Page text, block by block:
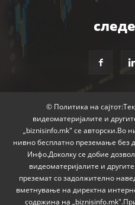
© Политика на
видеоматеријалите и
„biznisinfo.mk" се авторски.Во
нивно бесплатно преземање без
Инфо.Доколку се добие
видеоматеријалите и
преземат со задолжително
вметнување на директна
содржина на